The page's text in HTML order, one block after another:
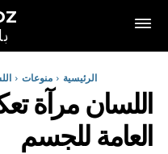
الرئيسية منوعات
اللسان مرآة
العامة للجسم